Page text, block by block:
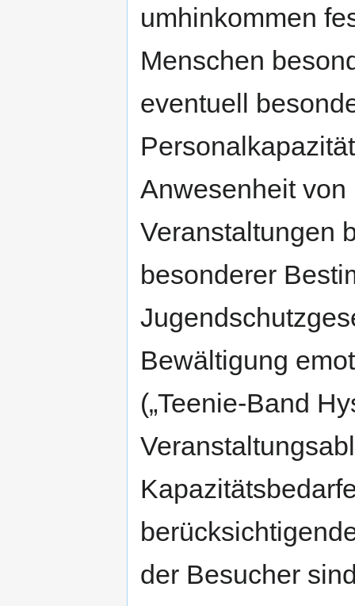
umhinkommen
Menschen
eventuell
Anwesenheit
Veranstaltungen
besonderer
Bewältigung
(„Teenie-Band
der Besucher